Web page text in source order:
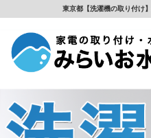
東京都【洗濯機の取り付け